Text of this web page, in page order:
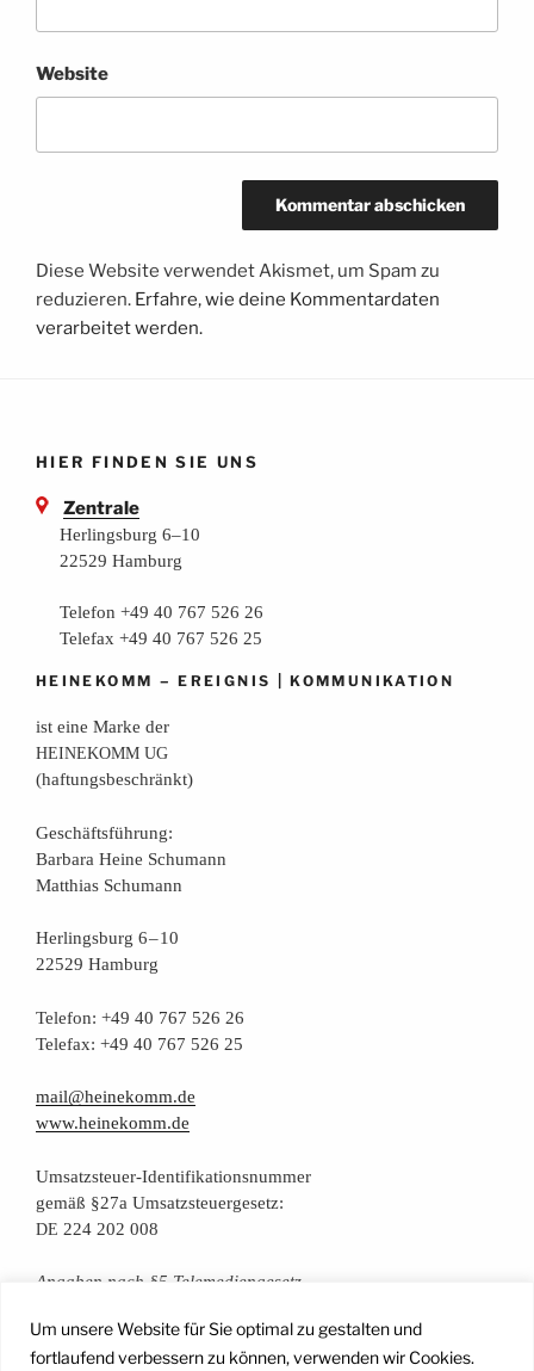
Um unsere Website für Sie optimal zu gestalten und
fortlaufend verbessern zu können, verwenden wir Cookies.
Website
Diese Website verwendet Akismet, um Spam zu
reduzieren. Erfahre, wie deine Kommentardaten
verarbeitet werden.
HIER FINDEN SIE UNS
Zentrale
Herlingsburg 6–10
22529 Hamburg
Telefon +49 40 767 526 26
Telefax +49 40 767 526 25
HEINEKOMM –EREIGNIS |KOMMUNIKATION
ist eine Mar­ke der
HEINEKOMM UG
(haf­tungs­be­schränkt)
Geschäfts­füh­rung:
Bar­ba­ra Hei­ne Schumann
Mat­thi­as Schumann
Her­lings­burg 6 – 10
22529 Hamburg
Tele­fon: +49 40 767 526 26
Tele­fax: +49 40 767 526 25
mail@heinekomm.de
www.heinekomm.de
Umsatz­steu­er-Iden­ti­fi­ka­ti­ons­num­mer
gemäß §27a Umsatzsteuergesetz:
DE 224 202 008
Anga­ben nach §5 Telemediengesetz
Daten­schutz­er­klä­rung